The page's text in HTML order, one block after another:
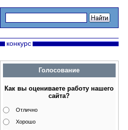
конкурс
Голосование
Как вы оцениваете работу нашего
сайта?
Отлично
Хорошо